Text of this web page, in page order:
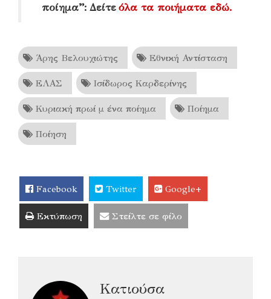
ποίημα”: Δείτεόλα τα ποιήματα εδώ.
Άρης Βελουχιώτης Εθνική Αντίσταση
ΕΛΑΣ Ισίδωρος Καρδερίνης
Κυριακή πρωί μ ένα ποίημα Ποίημα
Ποίηση
Facebook Twitter Google+
Εκτύπωση Στείλτε σε φίλο
Κατιούσα